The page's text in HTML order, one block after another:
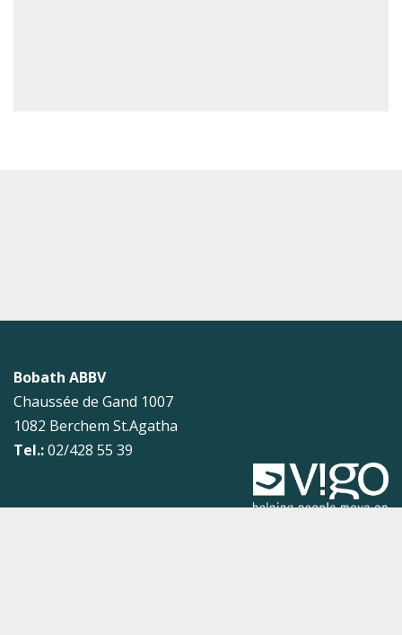
Bobath ABBV
Chaussée de Gand 1007
1082 Berchem St.Agatha
Tel.:02/428 55 39